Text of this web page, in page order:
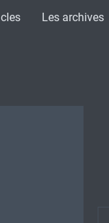
Les archives